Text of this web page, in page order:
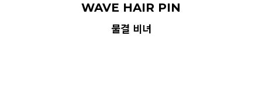
WAVE HAIR PIN
물결 비녀